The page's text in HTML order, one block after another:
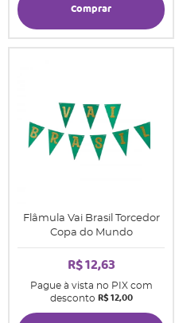
Comprar
Flâmula Vai Brasil Torcedor
Copa do Mundo
R$ 12,63
Pague à vista no PIX com
desconto R$ 12,00